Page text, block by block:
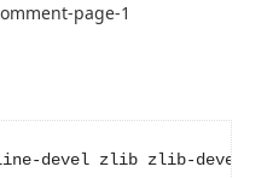
page-1
devel zlib zlib-